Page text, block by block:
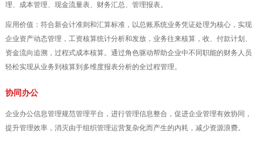
理、成本管理、现金流量表、财务汇总、管理报表。
应用价值：符合新会计准则和汇算标准，以总账系统业务凭证处理为核心，实现
企业资产动态管理，工资核算统计分析和发放，业务往来核算，收、付款计划、
资金流向追溯，过程式成本核算。通过角色驱动帮助企业中不同职能的财务人员
轻松实现从业务到核算到多维度报表分析的全过程管理。
协同办公
企业办公信息管理规范管理平台，进行管理信息整合，促进企业管理有效协同，
提升管理效率，消灭由于组织管理运营复杂化而产生的内耗，减少资源浪费。